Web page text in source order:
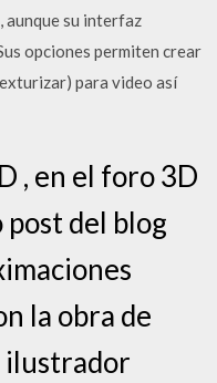
aunque su interfaz
opciones permiten crear
para video así
, en el foro 3D
del blog
la obra de
ilustrador